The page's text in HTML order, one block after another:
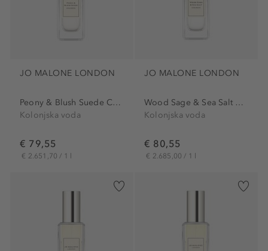
JO MALONE LONDON
Peony & Blush Suede Cologne
Kolonjska voda
€ 79,55
€ 2.651,70 / 1 l
JO MALONE LONDON
Wood Sage & Sea Salt Cologne
Kolonjska voda
€ 80,55
€ 2.685,00 / 1 l